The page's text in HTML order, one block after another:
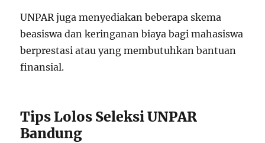
UNPAR juga menyediakan beberapa skema
beasiswa dan keringanan biaya bagi mahasiswa
berprestasi atau yang membutuhkan bantuan
finansial.
Tips Lolos Seleksi UNPAR
Bandung